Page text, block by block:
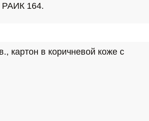
РАИК 164.
картон в коричневой коже с